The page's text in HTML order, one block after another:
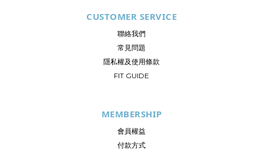
CUSTOMER SERVICE
聯絡我們
常見問題
隱私權及使用條款
FIT GUIDE
MEMBERSHIP
會員權益
付款方式